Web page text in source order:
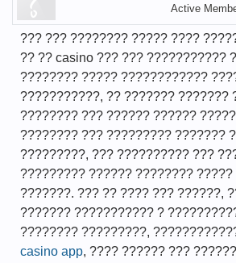
Active
??? ??? ???????? ????? ????
?? ?? casino ??? ??? ???????????
???????? ????? ????????????
???????????, ?? ??????? ???????
???????? ??? ?????? ??????
???????? ??? ????????? ???????
?????????, ??? ?????????? ???
????????? ?????? ????????
???????. ??? ?? ???? ??? ??????,
??????? ??????????? ?
???????? ?????????,
casino app, ???? ?????? ???